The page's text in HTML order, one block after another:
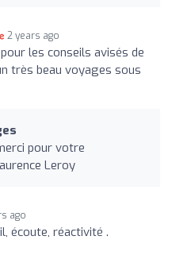
2 years ago
les conseils avisés de
très beau voyages sous
pour votre
Leroy
ago
écoute, réactivité .